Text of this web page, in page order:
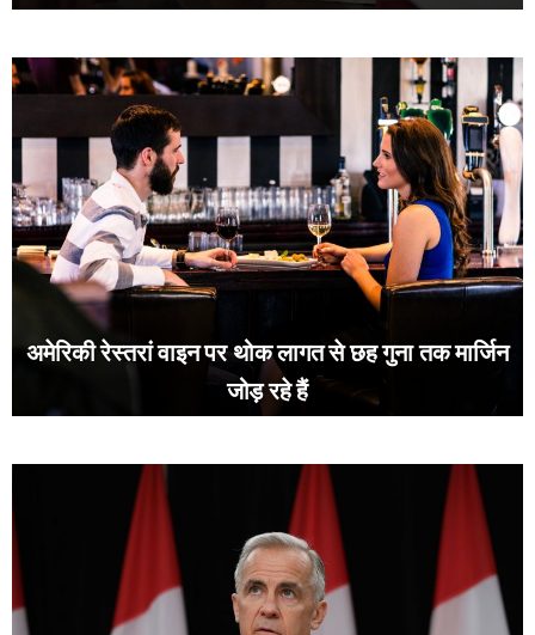
अमेरिकी रेस्तरां वाइन पर थोक लागत से छह गुना तक मार्जिन
जोड़ रहे हैं